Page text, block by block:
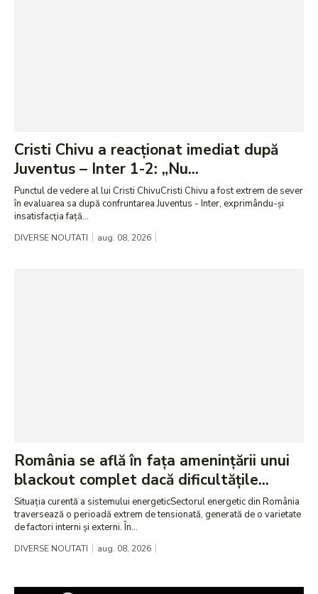
Cristi Chivu a reacționat imediat după
Juventus – Inter 1-2: „Nu...
Punctul de vedere al lui Cristi ChivuCristi Chivu a fost extrem de sever
în evaluarea sa după confruntarea Juventus - Inter, exprimându-și
insatisfacția față...
DIVERSE NOUTATI aug. 08, 2026
România se află în fața amenințării unui
blackout complet dacă dificultățile...
Situația curentă a sistemului energeticSectorul energetic din România
traversează o perioadă extrem de tensionată, generată de o varietate
de factori interni și externi. În...
DIVERSE NOUTATI aug. 08, 2026